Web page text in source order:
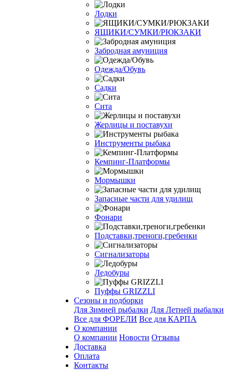
Лодки
ЯЩИКИ/СУМКИ/РЮКЗАКИ
Забродная амуниция
Одежда/Обувь
Садки
Сита
Жерлицы и поставухи
Инструменты рыбака
Кемпинг-Платформы
Мормышки
Запасные части для удилищ
Фонари
Подставки,треноги,гребенки
Сигнализаторы
Ледобуры
Пуффы GRIZZLI
Сезоны и подборки
Для Зимней рыбалки Для Летней рыбалки
Все для ФОРЕЛИ Все для КАРПА
О компании
О компании Новости Отзывы
Доставка
Оплата
Контакты